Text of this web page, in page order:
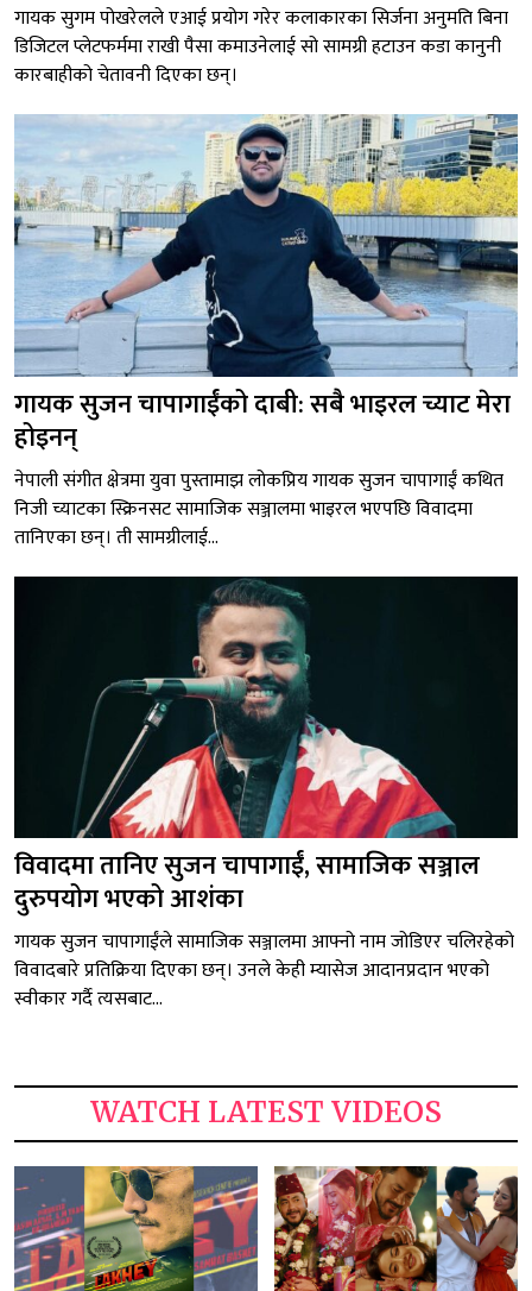
गायक सुगम पोखरेलले एआई प्रयोग गरेर कलाकारका सिर्जना अनुमति बिना
डिजिटल प्लेटफर्ममा राखी पैसा कमाउनेलाई सो सामग्री हटाउन कडा कानुनी
कारबाहीको चेतावनी दिएका छन्।
गायक सुजन चापागाईंको दाबी: सबै भाइरल च्याट मेरा
होइनन्
नेपाली संगीत क्षेत्रमा युवा पुस्तामाझ लोकप्रिय गायक सुजन चापागाईं कथित
निजी च्याटका स्क्रिनसट सामाजिक सञ्जालमा भाइरल भएपछि विवादमा
तानिएका छन्। ती सामग्रीलाई...
विवादमा तानिए सुजन चापागाईं, सामाजिक सञ्जाल
दुरुपयोग भएको आशंका
गायक सुजन चापागाईंले सामाजिक सञ्जालमा आफ्नो नाम जोडिएर चलिरहेको
विवादबारे प्रतिक्रिया दिएका छन्। उनले केही म्यासेज आदानप्रदान भएको
स्वीकार गर्दै त्यसबाट...
WATCH LATEST VIDEOS